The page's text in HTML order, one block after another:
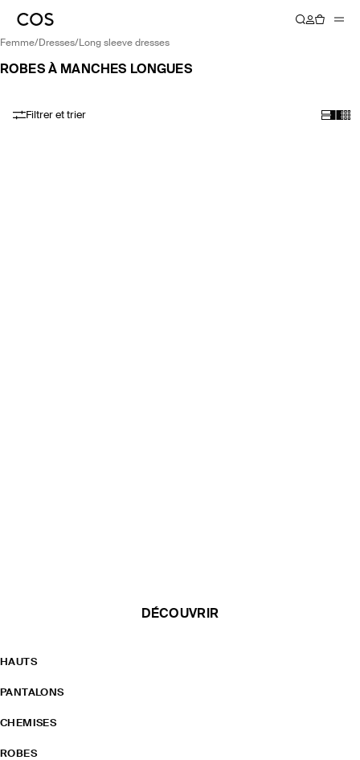
femme/ dresses/ long sleeve dresses
ROBES À MANCHES LONGUES
Filtrer et trier
DÉCOUVRIR
HAUTS
PANTALONS
CHEMISES
ROBES